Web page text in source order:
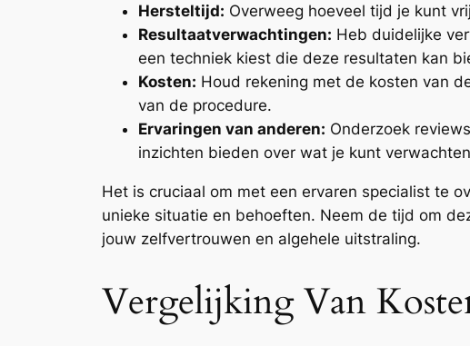
Hersteltijd: Overweeg hoeveel tijd je kunt
Resultaatverwachtingen: Heb duidelijke
een techniek kiest die deze resultaten kan
Kosten: Houd rekening met de kosten van
van de procedure.
Ervaringen van anderen: Onderzoek
inzichten bieden over wat je kunt
Het is cruciaal om met een ervaren specialist te
unieke situatie en behoeften. Neem de tijd om
jouw zelfvertrouwen en algehele uitstraling.
Vergelijking Van